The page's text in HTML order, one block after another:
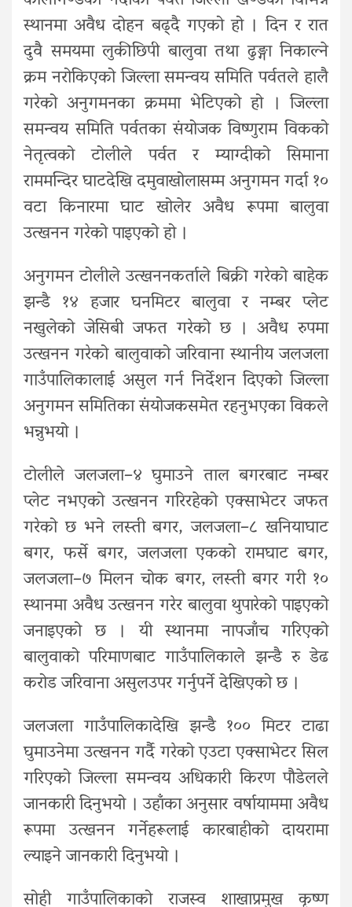
स्थानमा अवैध दोहन बढ्दै गएको हो । दिन र रात
दुवै समयमा लुकीछिपी बालुवा तथा ढुङ्गा निकाल्ने
क्रम नरोकिएको जिल्ला समन्वय समिति पर्वतले हालै
गरेको अनुगमनका क्रममा भेटिएको हो । जिल्ला
समन्वय समिति पर्वतका संयोजक विष्णुराम विकको
नेतृत्वको टोलीले पर्वत र म्याग्दीको सिमाना
राममन्दिर घाटदेखि दमुवाखोलासम्म अनुगमन गर्दा १०
वटा किनारमा घाट खोलेर अवैध रूपमा बालुवा
उत्खनन गरेको पाइएको हो ।
अनुगमन टोलीले उत्खननकर्ताले बिक्री गरेको बाहेक
झन्डै १४ हजार घनमिटर बालुवा र नम्बर प्लेट
नखुलेको जेसिबी जफत गरेको छ । अवैध रुपमा
उत्खनन गरेको बालुवाको जरिवाना स्थानीय जलजला
गाउँपालिकालाई असुल गर्न निर्देशन दिएको जिल्ला
अनुगमन समितिका संयोजकसमेत रहनुभएका विकले
भन्नुभयो ।
टोलीले जलजला–४ घुमाउने ताल बगरबाट नम्बर
प्लेट नभएको उत्खनन गरिरहेको एक्साभेटर जफत
गरेको छ भने लस्ती बगर, जलजला–८ खनियाघाट
बगर, फर्से बगर, जलजला एकको रामघाट बगर,
जलजला–७ मिलन चोक बगर, लस्ती बगर गरी १०
स्थानमा अवैध उत्खनन गरेर बालुवा थुपारेको पाइएको
जनाइएको छ । यी स्थानमा नापजाँच गरिएको
बालुवाको परिमाणबाट गाउँपालिकाले झन्डै रु डेढ
करोड जरिवाना असुलउपर गर्नुपर्ने देखिएको छ ।
जलजला गाउँपालिकादेखि झन्डै १०० मिटर टाढा
घुमाउनेमा उत्खनन गर्दै गरेको एउटा एक्साभेटर सिल
गरिएको जिल्ला समन्वय अधिकारी किरण पौडेलले
जानकारी दिनुभयो । उहाँका अनुसार वर्षायाममा अवैध
रूपमा उत्खनन गर्नेहरूलाई कारबाहीको दायरामा
ल्याइने जानकारी दिनुभयो ।
सोही गाउँपालिकाको राजस्व शाखाप्रमुख कृष्ण